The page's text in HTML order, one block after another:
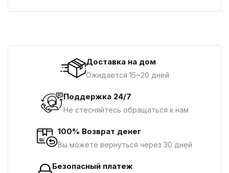
Доставка на дом
Ожидается 15~20 дней
Поддержка 24/7
Не стесняйтесь обращаться к нам
100% Возврат денег
Вы можете вернуться через 30 дней
Безопасный платеж